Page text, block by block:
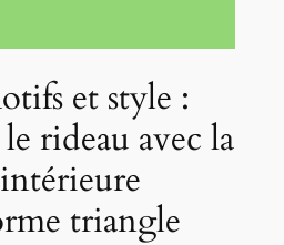
et style :
rideau avec la
triangle